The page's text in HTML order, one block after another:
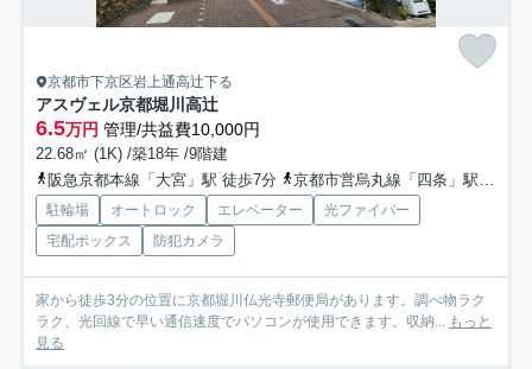
京都市下京区岩上通高辻下る
アスヴェル京都堀川高辻
6.5万円 管理/共益費10,000円
22.68㎡ (1K) /築18年 /9階建
阪急京都本線「大宮」駅 徒歩7分
京都市営烏丸線「四条」駅 徒歩12分
駐輪場 オートロック エレベーター
光ファイバー
宅配ボックス
防犯カメラ
家から徒歩3分の位置に京都堀川仏光寺郵便局があります。調べ物ラク
ラク、光回線で早い通信速度でパソコンが使用できます。収納... もっと
見る